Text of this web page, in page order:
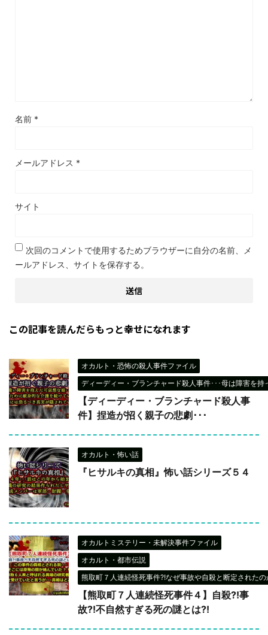
名前 *
メールアドレス *
サイト
次回のコメントで使用するためブラウザーに自分の名前、メ
ールアドレス、サイトを保存する。
この記事を読んだらもっと幸せになれます
オカルト・恐怖の殺人事件ファイル
ディーディー・ブランチャード殺人事件･･･母は障害を
【ディーディー・ブランチャード殺人事
件】捏造が招く親子の悲劇･･･
オカルト・怖い話
『ヒサルキの真相』怖い話シリーズ５４
オカルトミステリー・未解決事件ファイル
オカルト・都市伝説
熊取町７人連続怪死事件?!なぜ事故や自殺と断定された
【熊取町７人連続怪死事件４】自殺?!事
故?!不自然すぎる死の謎とは?!